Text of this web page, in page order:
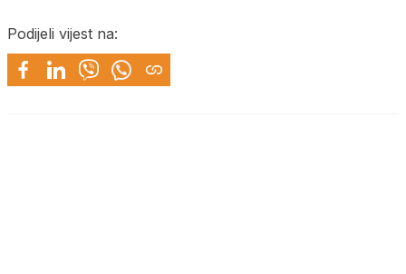
Podijeli vijest na: